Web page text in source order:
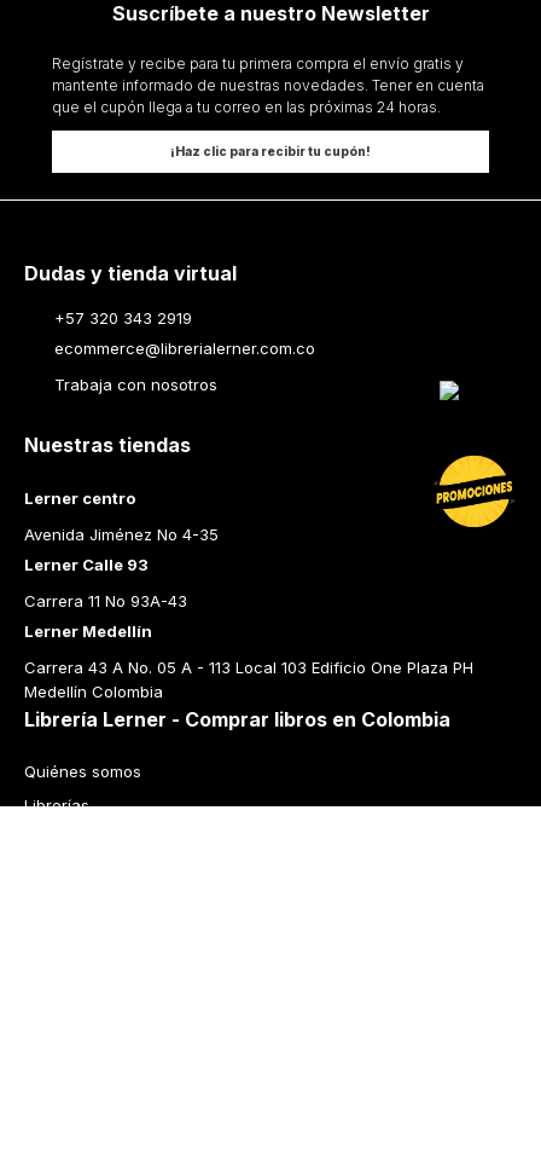
Suscríbete a nuestro Newsletter
Regístrate y recibe para tu primera compra el envío gratis y
mantente informado de nuestras novedades. Tener en cuenta
que el cupón llega a tu correo en las próximas 24 horas.
¡Haz clic para recibir tu cupón!
Dudas y tienda virtual
+57 320 343 2919
ecommerce@librerialerner.com.co
Trabaja con nosotros
Nuestras tiendas
Lerner centro
Avenida Jiménez No 4-35
Lerner Calle 93
Carrera 11 No 93A-43
Lerner Medellín
Carrera 43 A No. 05 A - 113 Local 103 Edificio One Plaza PH
Medellín Colombia
Librería Lerner - Comprar libros en Colombia
Quiénes somos
Librerías